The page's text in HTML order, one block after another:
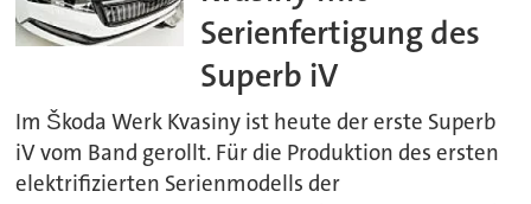
Serienfertigung des
Superb iV
Im Škoda Werk Kvasiny ist heute der erste Superb
iV vom Band gerollt. Für die Produktion des ersten
elektrifizierten Serienmodells der